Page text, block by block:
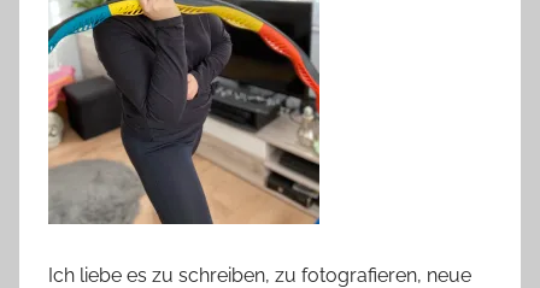
Ich liebe es zu schreiben, zu fotografieren, neue